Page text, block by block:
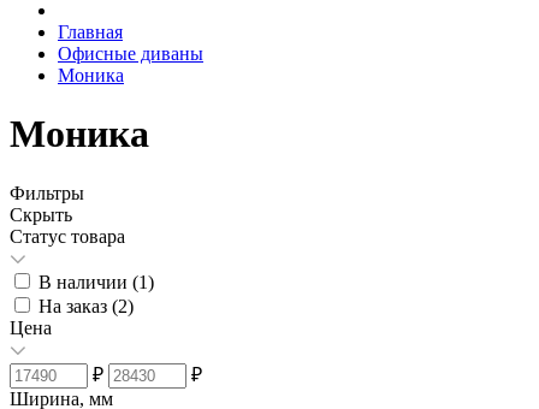
Главная
Офисные диваны
Моника
Моника
Фильтры
Скрыть
Статус товара
В наличии (1)
На заказ (2)
Цена
₽
₽
Ширина, мм